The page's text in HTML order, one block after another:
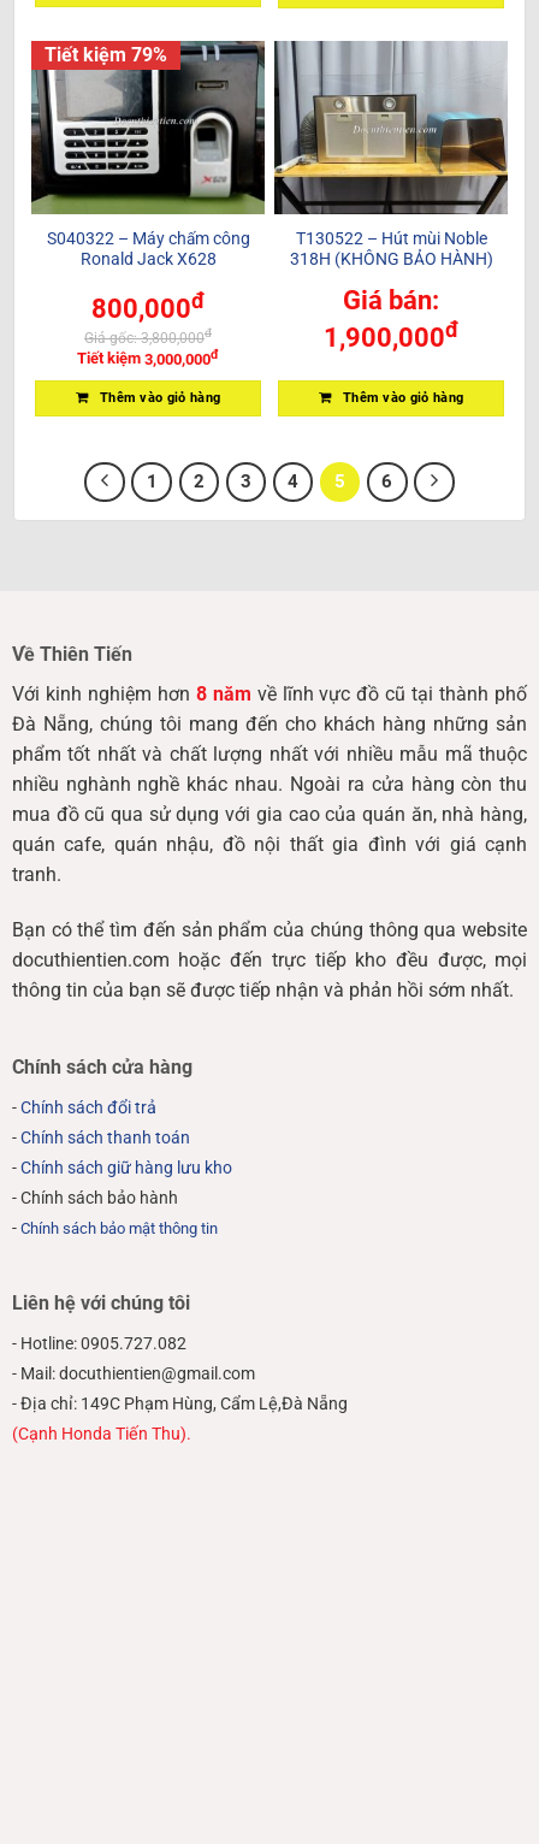
Tiết kiệm 79%
S040322 – Máy chấm công
Ronald Jack X628
800,000đ
Giá gốc:3,800,000đ
Tiết kiệm 3,000,000đ
Thêm vào giỏ hàng
T130522 – Hút mùi Noble
318H (KHÔNG BẢO HÀNH)
Giá bán:
1,900,000đ
Thêm vào giỏ hàng
1 2 3 4 5 6
Về Thiên Tiến
Với kinh nghiệm hơn 8 năm về lĩnh vực đồ cũ tại thành phố
Đà Nẵng, chúng tôi mang đến cho khách hàng những sản
phẩm tốt nhất và chất lượng nhất với nhiều mẫu mã thuộc
nhiều nghành nghề khác nhau. Ngoài ra cửa hàng còn thu
mua đồ cũ qua sử dụng với gia cao của quán ăn, nhà hàng,
quán cafe, quán nhậu, đồ nội thất gia đình với giá cạnh
tranh.
Bạn có thể tìm đến sản phẩm của chúng thông qua website
docuthientien.com hoặc đến trực tiếp kho đều được, mọi
thông tin của bạn sẽ được tiếp nhận và phản hồi sớm nhất.
Chính sách cửa hàng
-Chính sách đổi trả
-Chính sách thanh toán
-Chính sách giữ hàng lưu kho
- Chính sách bảo hành
- Chính sách bảo mật thông tin
Liên hệ với chúng tôi
- Hotline: 0905.727.082
- Mail: docuthientien@gmail.com
- Địa chỉ: 149C Phạm Hùng, Cẩm Lệ,Đà Nẵng
(Cạnh Honda Tiến Thu).